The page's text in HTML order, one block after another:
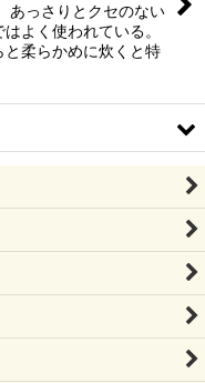
あっさりとクセのない
よく使われている。
柔らかめに炊くと特